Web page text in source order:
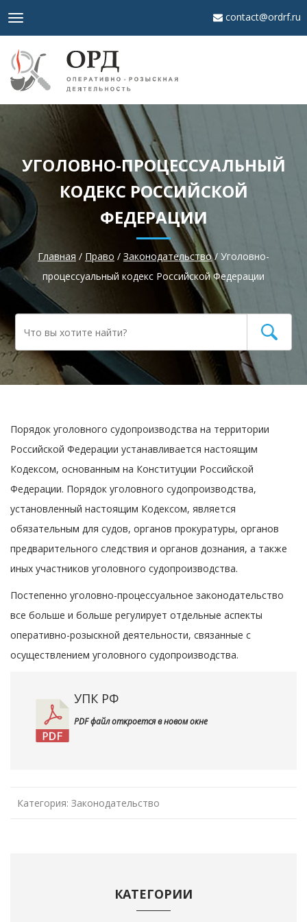
contact@ordrf.ru
Toggle
УГОЛОВНО-ПРОЦЕССУАЛЬНЫЙ
КОДЕКС РОССИЙСКОЙ
ФЕДЕРАЦИИ
Главная / Право / Законодательство/ Уголовно-
процессуальный кодекс Российской Федерации
Порядок уголовного судопроизводства на территории
Российской Федерации устанавливается настоящим
Кодексом, основанным на Конституции Российской
Федерации. Порядок уголовного судопроизводства,
установленный настоящим Кодексом, является
обязательным для судов, органов прокуратуры, органов
предварительного следствия и органов дознания, а также
иных участников уголовного судопроизводства.
Постепенно уголовно-процессуальное законодательство
все больше и больше регулирует отдельные аспекты
оперативно-розыскной деятельности, связанные с
осуществлением уголовного судопроизводства.
УПК РФ
PDF файл откроется в новом окне
Категория: Законодательство
КАТЕГОРИИ